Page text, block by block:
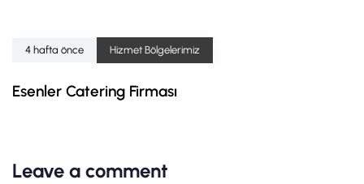
4 hafta önce Hizmet Bölgelerimiz
Esenler Catering Firması
Leave a comment